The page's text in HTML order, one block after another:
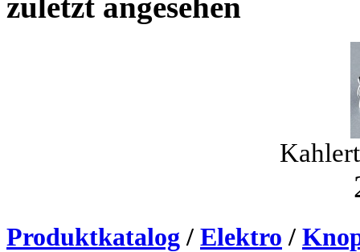
Produktkatalog / Elektro /